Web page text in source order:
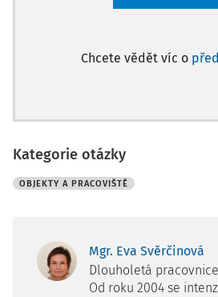
Chcete vědět víc o
Kategorie otázky
OBJEKTY A PRACOVIŠTĚ
Mgr. Eva Svěrčinová
Dlouholetá
Od roku 2004 se